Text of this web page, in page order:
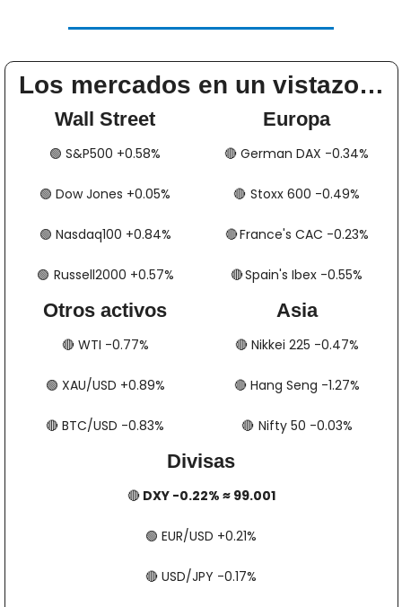
Los mercados en un vistazo…
Wall Street
🟢 ​​​​ S&P500 +0.58%
🟢 ​​​​ Dow Jones +0.05%
🟢 ​​​​ Nasdaq100 +0.84%
🟢 ​​​  Russell2000 +0.57%
Otros activos
🔴​​​​ WTI -0.77%
🟢 ​​​​ XAU/USD +0.89%
🔴 ​​​​ BTC/USD -0.83%
Europa
🔴 ​​​​​​ German DAX -0.34%
🔴 ​​​​​​​​  Stoxx 600 -0.49%
🔴​​​​  France's CAC -0.23%
🔴​​​​​​​​  Spain's Ibex -0.55%
Asia
🔴​​​​ Nikkei 225 -0.47%
🔴​​​​ Hang Seng -1.27%
🔴​​​  Nifty 50 -0.03%
Divisas
🔴 DXY -0.22% ≈ 99.001
🟢 ​​​​ EUR/USD +0.21%
🔴 ​​​​ USD/JPY -0.17%